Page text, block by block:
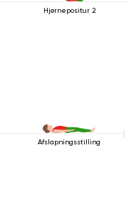
Hjørnepositur 2
Afslapningsstilling